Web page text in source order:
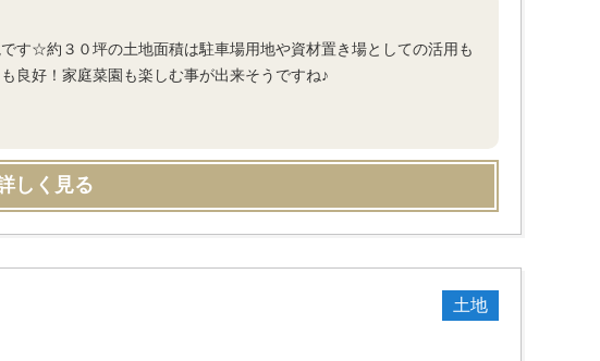
す☆約３０坪の土地面積は駐車場用地や資材置き場としての活用も
良好！家庭菜園も楽しむ事が出来そうですね♪
しく見る
土地